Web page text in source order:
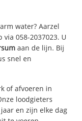
water? Aarzel
058-2037023. U
aan de lijn. Bij
snel en
of afvoeren in
loodgieters
en zijn elke dag